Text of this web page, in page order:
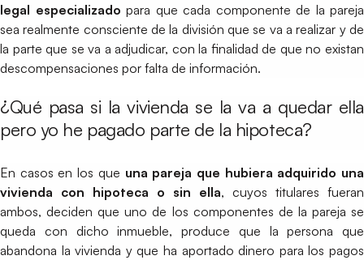
legal especializado para que cada componente de la pareja
sea realmente consciente de la división que se va a realizar y de
la parte que se va a adjudicar, con la finalidad de que no existan
descompensaciones por falta de información.
¿Qué pasa si la vivienda se la va a quedar ella
pero yo he pagado parte de la hipoteca?
En casos en los que una pareja que hubiera adquirido una
vivienda con hipoteca o sin ella, cuyos titulares fueran
ambos, deciden que uno de los componentes de la pareja se
queda con dicho inmueble, produce que la persona que
abandona la vivienda y que ha aportado dinero para los pagos